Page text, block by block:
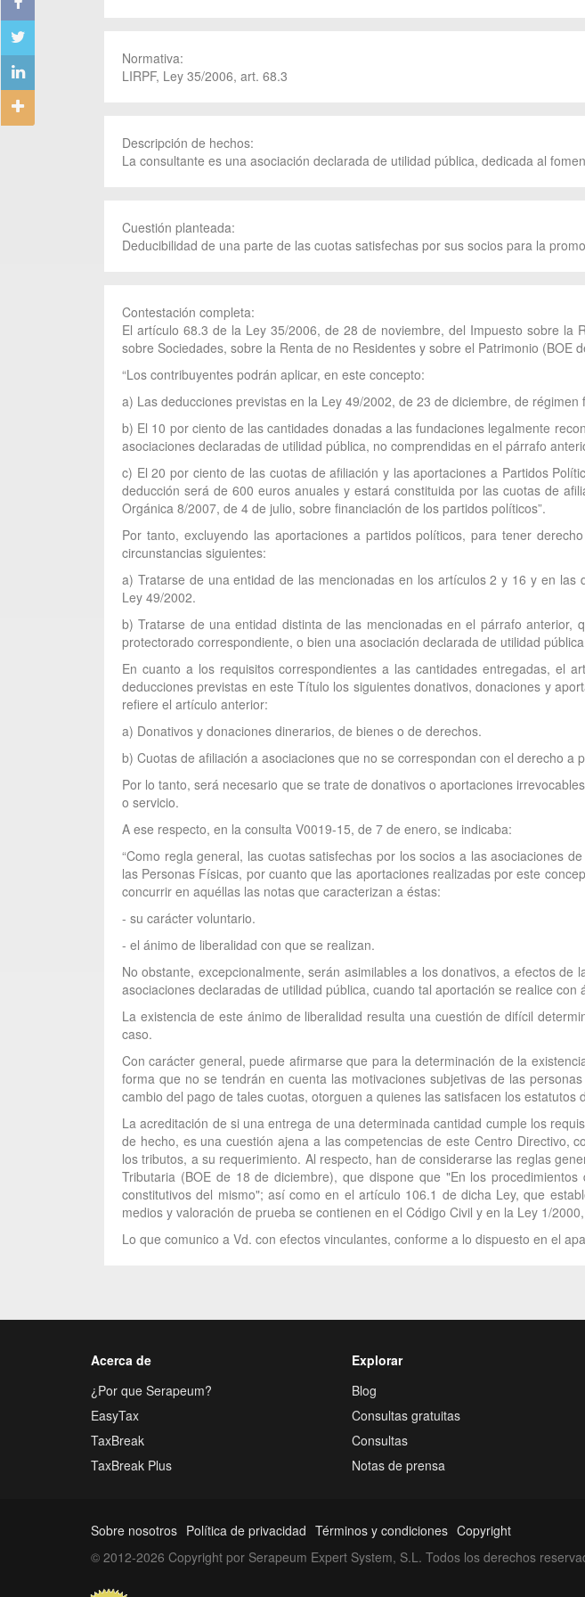
Normativa:
LIRPF, Ley 35/2006, art. 68.3
Descripción de hechos:
La consultante es una asociación declarada de utilidad pública, dedicada al
Cuestión planteada:
Deducibilidad de una parte de las cuotas satisfechas por sus socios para la
Contestación completa:
El artículo 68.3 de la Ley 35/2006, de 28 de noviembre, del Impuesto sobre
sobre Sociedades, sobre la Renta de no Residentes y sobre el Patrimonio (BOE
“Los contribuyentes podrán aplicar, en este concepto:
a) Las deducciones previstas en la Ley 49/2002, de 23 de diciembre, de
b) El 10 por ciento de las cantidades donadas a las fundaciones legalmente
asociaciones declaradas de utilidad pública, no comprendidas en el párrafo
c) El 20 por ciento de las cuotas de afiliación y las aportaciones a Partidos
deducción será de 600 euros anuales y estará constituida por las cuotas de
Orgánica 8/2007, de 4 de julio, sobre financiación de los partidos políticos”.
Por tanto, excluyendo las aportaciones a partidos políticos, para tener
circunstancias siguientes:
a) Tratarse de una entidad de las mencionadas en los artículos 2 y 16 y en
Ley 49/2002.
b) Tratarse de una entidad distinta de las mencionadas en el párrafo
protectorado correspondiente, o bien una asociación declarada de utilidad
En cuanto a los requisitos correspondientes a las cantidades entregadas, el
deducciones previstas en este Título los siguientes donativos, donaciones y
refiere el artículo anterior:
a) Donativos y donaciones dinerarios, de bienes o de derechos.
b) Cuotas de afiliación a asociaciones que no se correspondan con el derecho a
Por lo tanto, será necesario que se trate de donativos o aportaciones
o servicio.
A ese respecto, en la consulta V0019-15, de 7 de enero, se indicaba:
“Como regla general, las cuotas satisfechas por los socios a las asociaciones
las Personas Físicas, por cuanto que las aportaciones realizadas por este
concurrir en aquéllas las notas que caracterizan a éstas:
- su carácter voluntario.
- el ánimo de liberalidad con que se realizan.
No obstante, excepcionalmente, serán asimilables a los donativos, a efectos
asociaciones declaradas de utilidad pública, cuando tal aportación se realice con
La existencia de este ánimo de liberalidad resulta una cuestión de difícil
caso.
Con carácter general, puede afirmarse que para la determinación de la
forma que no se tendrán en cuenta las motivaciones subjetivas de las
cambio del pago de tales cuotas, otorguen a quienes las satisfacen los estatutos
La acreditación de si una entrega de una determinada cantidad cumple los
de hecho, es una cuestión ajena a las competencias de este Centro Directivo,
los tributos, a su requerimiento. Al respecto, han de considerarse las reglas
Tributaria (BOE de 18 de diciembre), que dispone que "En los
constitutivos del mismo"; así como en el artículo 106.1 de dicha Ley, que
medios y valoración de prueba se contienen en el Código Civil y en la Ley 1/
Lo que comunico a Vd. con efectos vinculantes, conforme a lo dispuesto en el
Acerca de
¿Por que Serapeum?
EasyTax
TaxBreak
TaxBreak Plus
Explorar
Blog
Consultas gratuitas
Consultas
Notas de prensa
Sobre nosotros Política de privacidad Términos y condiciones Copyright
© 2012-2026 Copyright por Serapeum Expert System, S.L. Todos los derechos